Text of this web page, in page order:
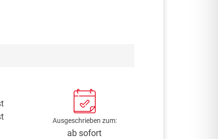
Ausgeschrieben zum:
ab sofort